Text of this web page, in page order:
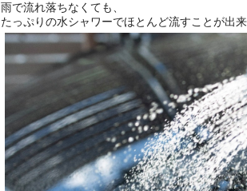
雨で流れ落ちなくても、
たっぷりの水シャワーでほとんど流すことが出来